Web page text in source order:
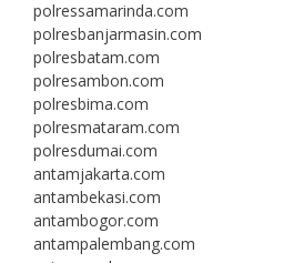
polressamarinda.com
polresbanjarmasin.com
polresbatam.com
polresambon.com
polresbima.com
polresmataram.com
polresdumai.com
antamjakarta.com
antambekasi.com
antambogor.com
antampalembang.com